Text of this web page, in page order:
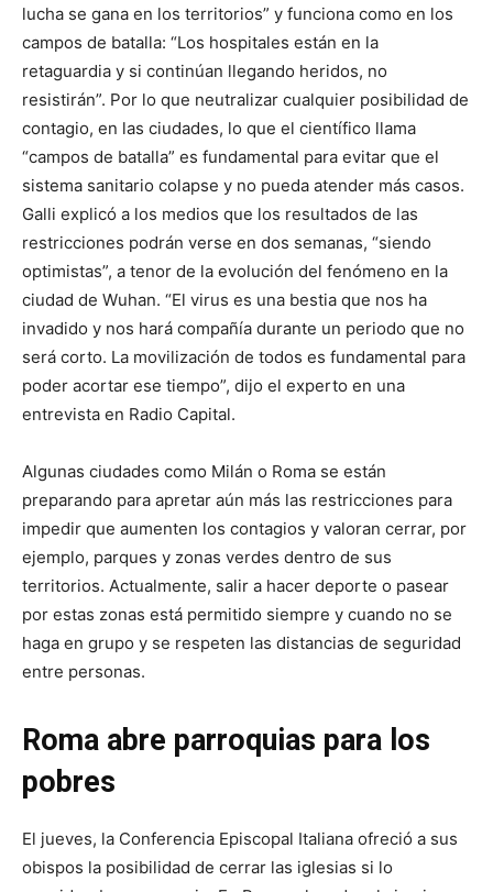
lucha se gana en los territorios” y funciona como en los
campos de batalla: “Los hospitales están en la
retaguardia y si continúan llegando heridos, no
resistirán”. Por lo que neutralizar cualquier posibilidad de
contagio, en las ciudades, lo que el científico llama
“campos de batalla” es fundamental para evitar que el
sistema sanitario colapse y no pueda atender más casos.
Galli explicó a los medios que los resultados de las
restricciones podrán verse en dos semanas, “siendo
optimistas”, a tenor de la evolución del fenómeno en la
ciudad de Wuhan. “El virus es una bestia que nos ha
invadido y nos hará compañía durante un periodo que no
será corto. La movilización de todos es fundamental para
poder acortar ese tiempo”, dijo el experto en una
entrevista en Radio Capital.
Algunas ciudades como Milán o Roma se están
preparando para apretar aún más las restricciones para
impedir que aumenten los contagios y valoran cerrar, por
ejemplo, parques y zonas verdes dentro de sus
territorios. Actualmente, salir a hacer deporte o pasear
por estas zonas está permitido siempre y cuando no se
haga en grupo y se respeten las distancias de seguridad
entre personas.
Roma abre parroquias para los
pobres
El jueves, la Conferencia Episcopal Italiana ofreció a sus
obispos la posibilidad de cerrar las iglesias si lo